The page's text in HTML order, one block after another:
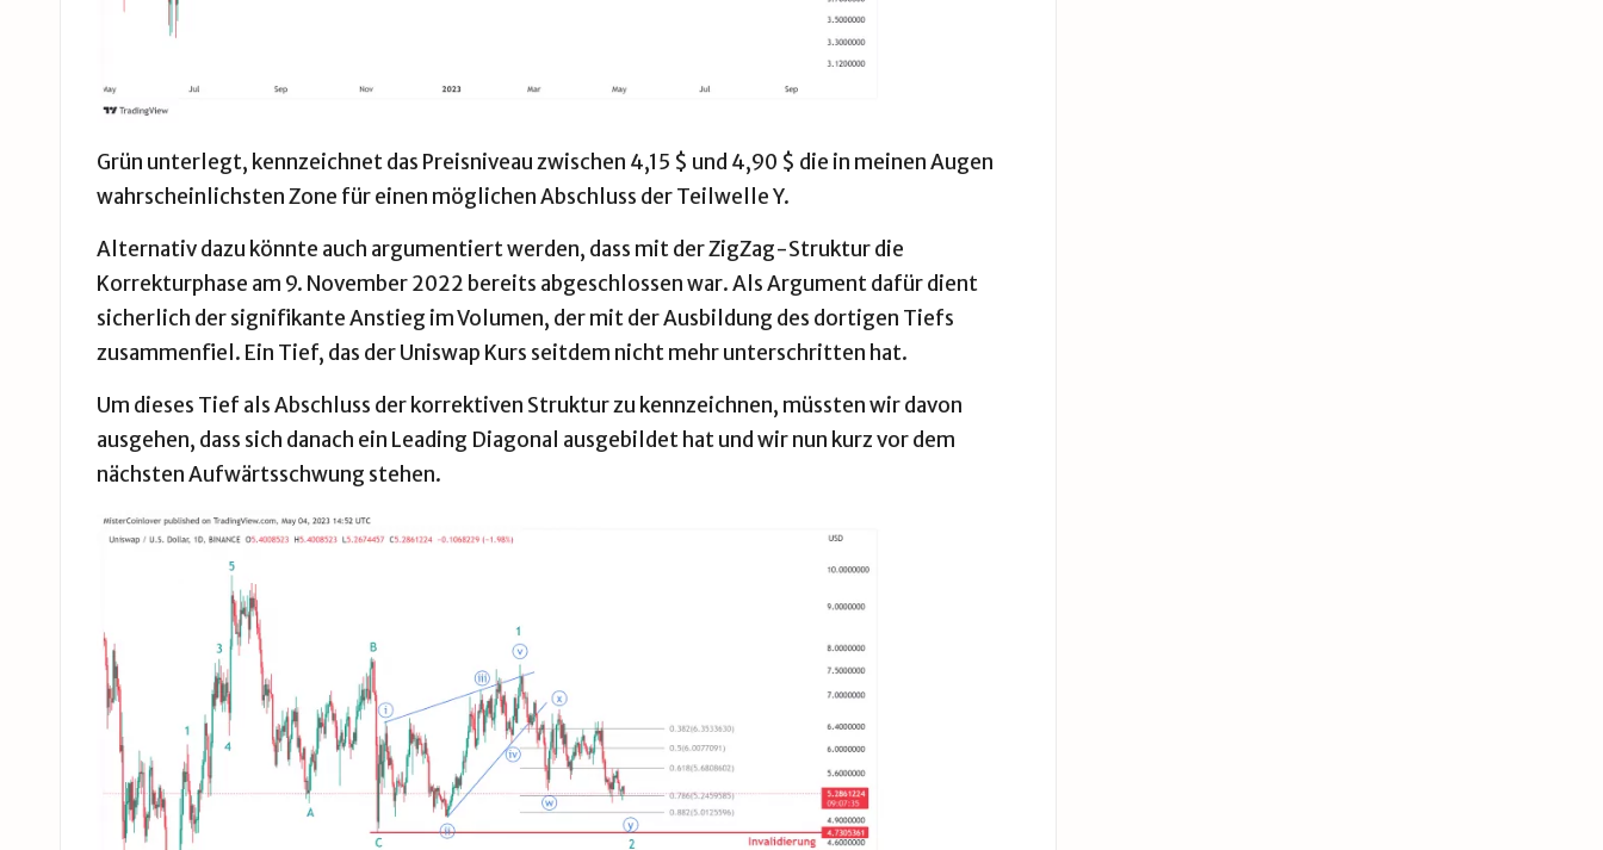
Grün unterlegt, kennzeichnet das Preisniveau zwischen 4,15 $ und 4,90 $ die in meinen Augen
wahrscheinlichsten Zone für einen möglichen Abschluss der Teilwelle Y.
Alternativ dazu könnte auch argumentiert werden, dass mit der ZigZag-Struktur die
Korrekturphase am 9. November 2022 bereits abgeschlossen war. Als Argument dafür dient
sicherlich der signifikante Anstieg im Volumen, der mit der Ausbildung des dortigen Tiefs
zusammenfiel. Ein Tief, das der Uniswap Kurs seitdem nicht mehr unterschritten hat.
Um dieses Tief als Abschluss der korrektiven Struktur zu kennzeichnen, müssten wir davon
ausgehen, dass sich danach ein Leading Diagonal ausgebildet hat und wir nun kurz vor dem
nächsten Aufwärtsschwung stehen.